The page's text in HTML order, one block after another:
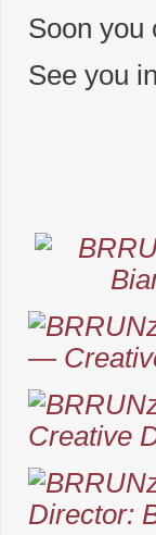
Soon you
See you